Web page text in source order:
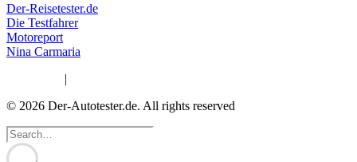
Der-Reisetester.de
Die Testfahrer
Motoreport
Nina Carmaria
|
© 2026 Der-Autotester.de. All rights reserved